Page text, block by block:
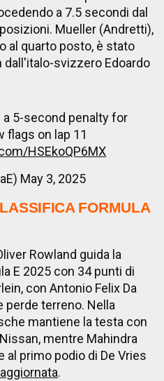
a 7.5 secondi dal
Mueller (Andretti),
al quarto posto, è stato
svizzero Edoardo
5-second penalty for
flags on lap 11
HSEkoQP6MX
May 3, 2025
FORMULA
Rowland guida la
E 2025 con 34 punti di
con Antonio Felix Da
perde terreno. Nella
mantiene la testa con
mentre Mahindra
al primo podio di De Vries
.